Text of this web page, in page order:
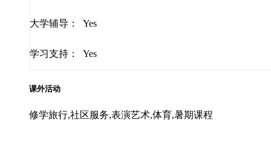
大学辅导： Yes
学习支持： Yes
课外活动
修学旅行,社区服务,表演艺术,体育,暑期课程